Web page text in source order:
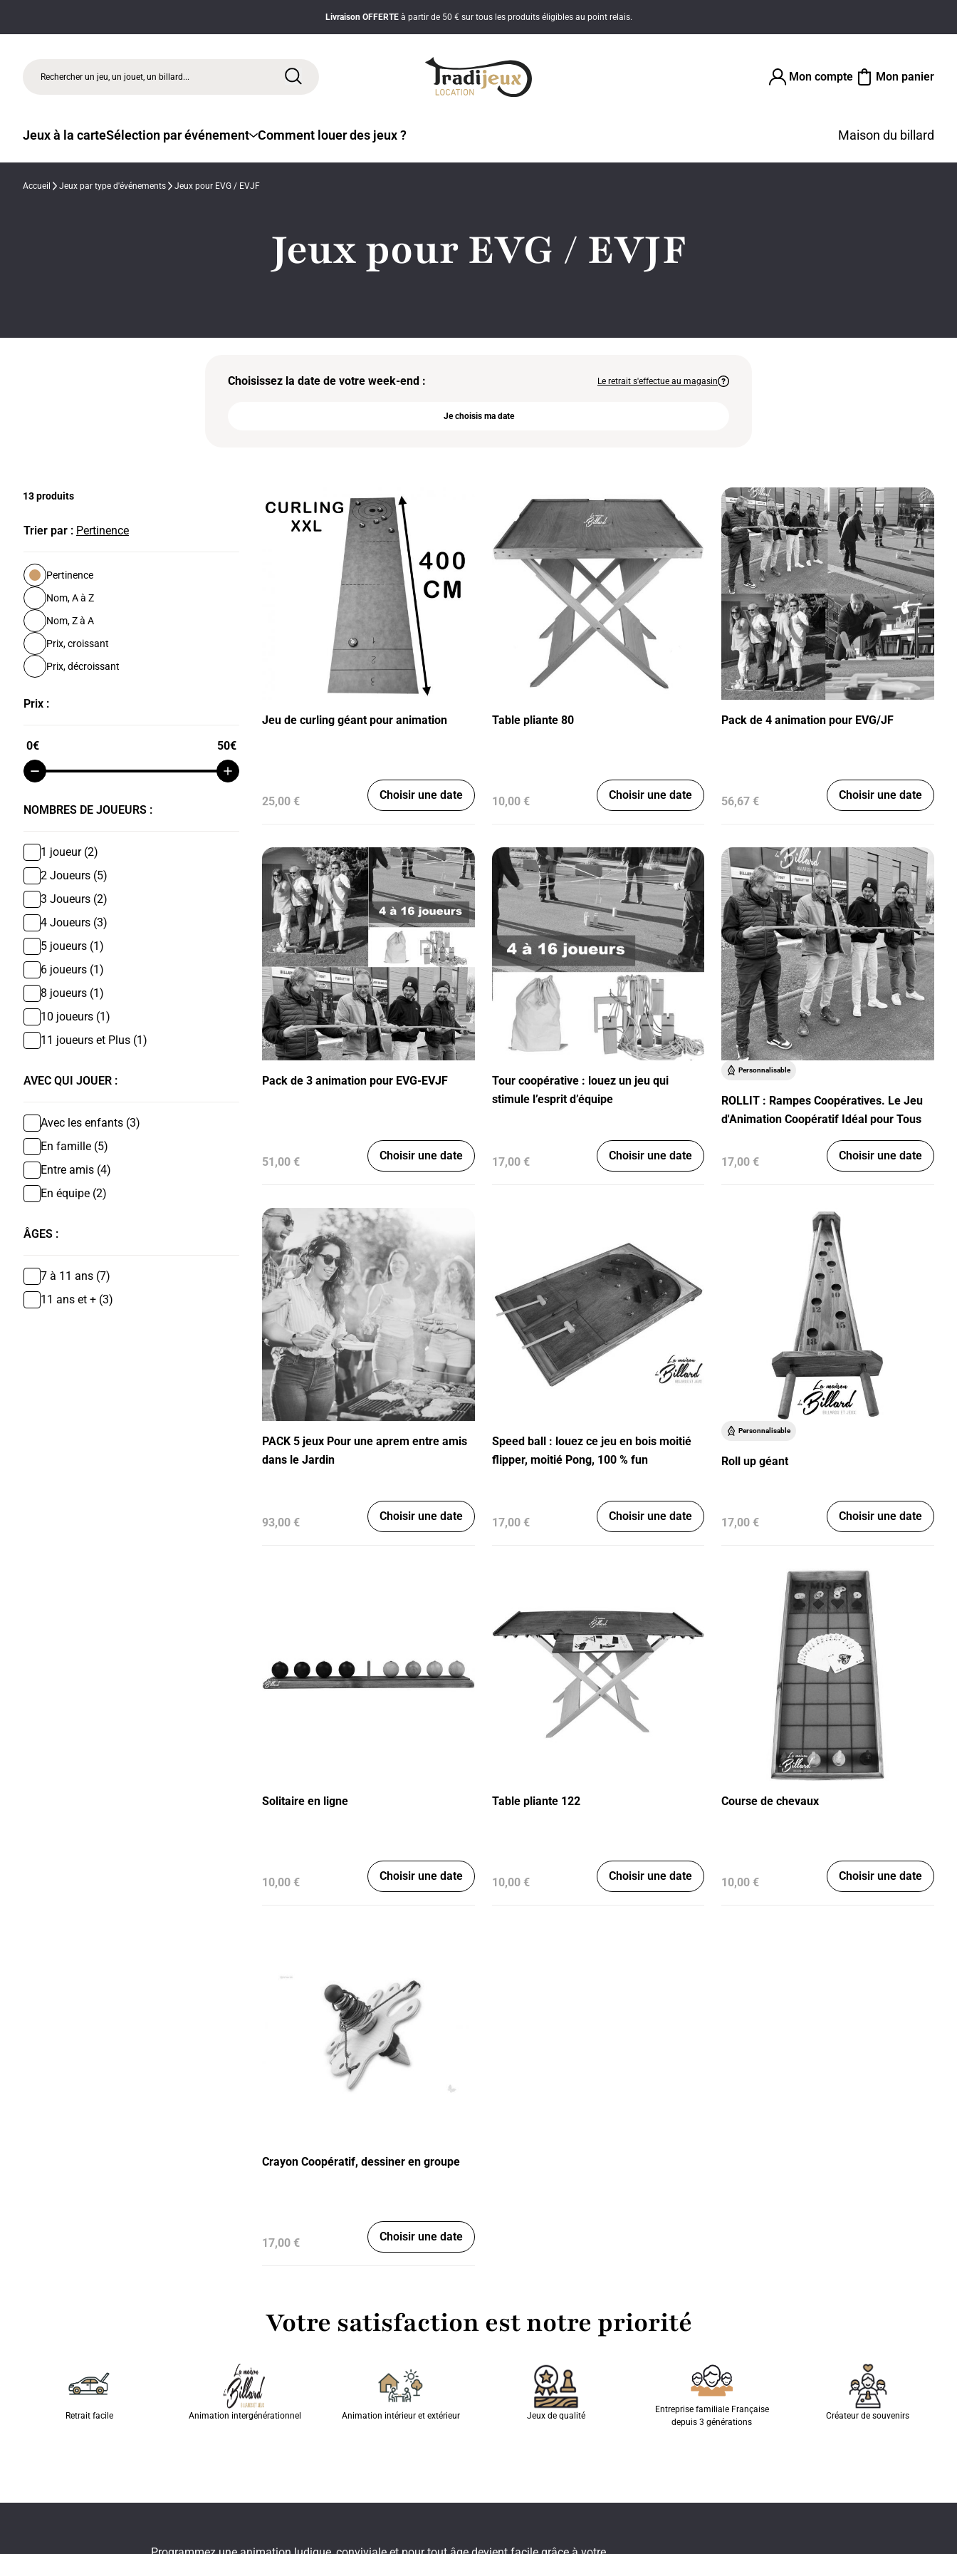
Livraison OFFERTEà partir de 50 € sur tous les produits éligibles au point relais.
Rechercher un jeu, un jouet, un billard... Mon compte Mon panier
Jeux à la carteSélection par événement Comment louer des jeux ? Maison du billard
Accueil Jeux par type d'événements Jeux pour EVG / EVJF
Jeux pour EVG / EVJF
Choisissez la date de votre week-end : Le retrait s'effectue au magasin
Je choisis ma date
13 produits
Trier par : Pertinence
Pertinence
Nom, A à Z
Nom, Z à A
Prix, croissant
Prix, décroissant
NOMBRES DE JOUEURS :
1 joueur (2)
2 Joueurs (5)
3 Joueurs (2)
4 Joueurs (3)
5 joueurs (1)
6 joueurs (1)
8 joueurs (1)
10 joueurs (1)
11 joueurs et Plus (1)
AVEC QUI JOUER :
Avec les enfants (3)
En famille (5)
Entre amis (4)
En équipe (2)
ÂGES :
7 à 11 ans (7)
11 ans et + (3)
Prix :
0€ 50€
Jeu de curling géant pour animation
25,00 € Choisir une date
Table pliante 80
10,00 € Choisir une date
Pack de 4 animation pour EVG/JF
56,67 € Choisir une date
Pack de 3 animation pour EVG-EVJF
51,00 € Choisir une date
Tour coopérative : louez un jeu qui
stimule l’esprit d’équipe
17,00 € Choisir une date
Personnalisable
ROLLIT : Rampes Coopératives. Le Jeu
d'Animation Coopératif Idéal pour Tous
17,00 € Choisir une date
PACK 5 jeux Pour une aprem entre amis
dans le Jardin
93,00 € Choisir une date
Speed ball : louez ce jeu en bois moitié
flipper, moitié Pong, 100 % fun
17,00 € Choisir une date
Personnalisable
Roll up géant
17,00 € Choisir une date
Solitaire en ligne
10,00 € Choisir une date
Table pliante 122
10,00 € Choisir une date
Course de chevaux
10,00 € Choisir une date
Crayon Coopératif, dessiner en groupe
17,00 € Choisir une date
Votre satisfaction est notre priorité
Retrait facile Animation intergénérationnel Animation intérieur et extérieur Jeux de qualité
Entreprise familiale Française
depuis 3 générations
Créateur de souvenirs